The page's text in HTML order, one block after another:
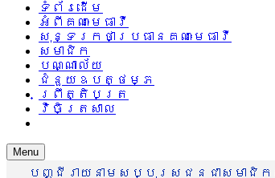
ទំព័រដើម
អំពីគណៈមេធាវី
សុន្ទរកថាប្រធានគណៈមេធាវី
សមាជិក
បណ្ណាល័យ
ជំនួយឧបត្ថម្ភ
ព្រឹត្តិបត្រ
វិចិត្រសាល
Menu
បញ្ជីរាយនាមសប្បុរសជនជាសមាជិកគ